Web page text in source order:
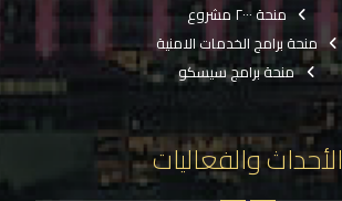
منحة ٢٠٠٠ مشروع
منحة برامج الخدمات الامنية
منحة برامج سيسكو
الأحداث والفعاليات